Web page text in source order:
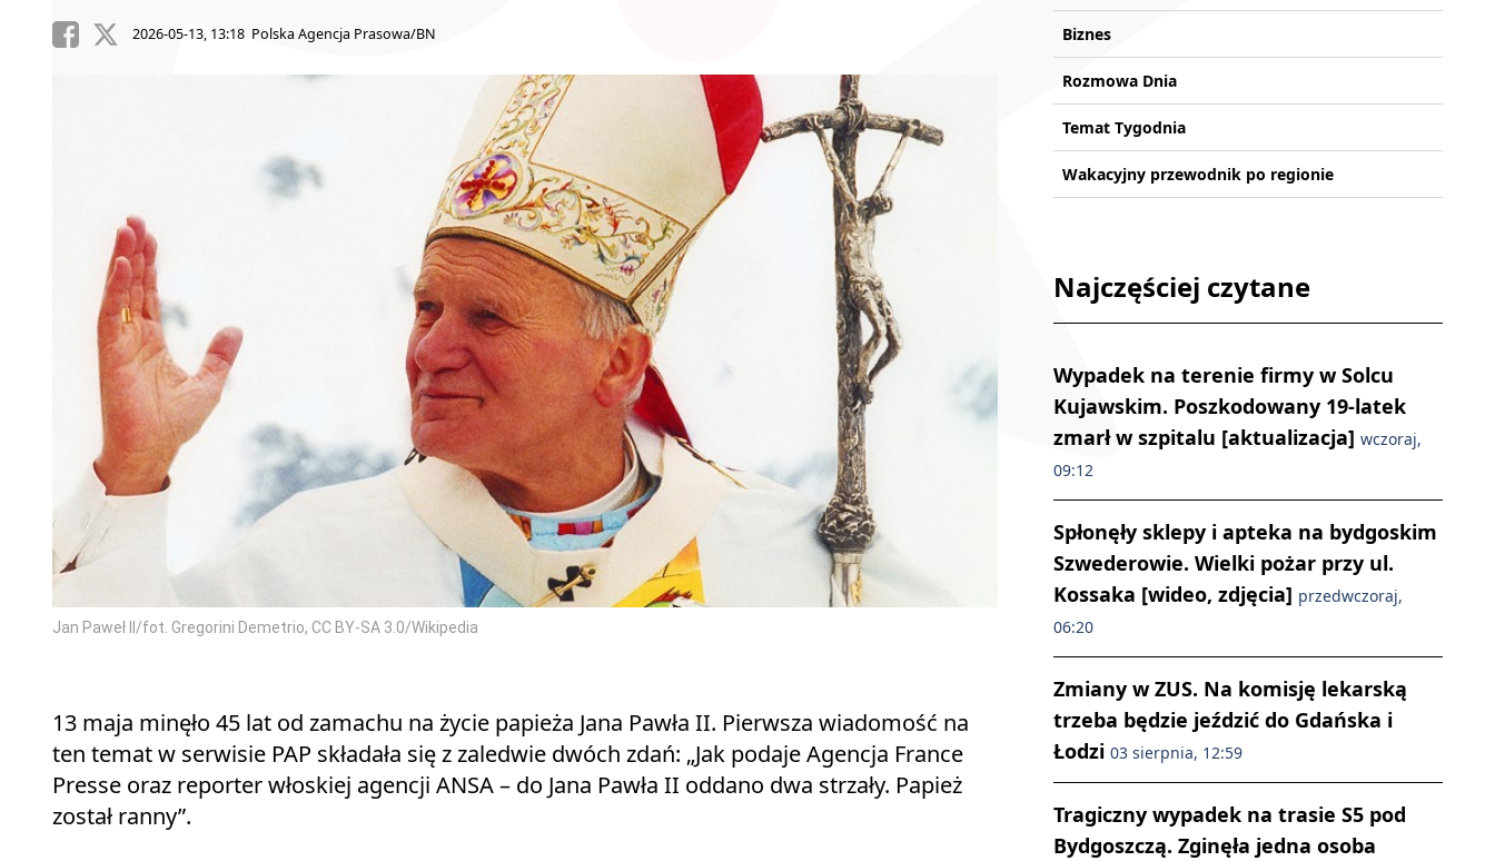
2026-05-13, 13:18 Polska Agencja Prasowa/BN
Jan Paweł II/fot. Gregorini Demetrio, CC BY-SA 3.0/Wikipedia
13 maja minęło 45 lat od zamachu na życie papieża Jana Pawła II. Pierwsza wiadomość na
ten temat w serwisie PAP składała się z zaledwie dwóch zdań: „Jak podaje Agencja France
Presse oraz reporter włoskiej agencji ANSA – do Jana Pawła II oddano dwa strzały. Papież
został ranny”.
Biznes
Rozmowa Dnia
Temat Tygodnia
Wakacyjny przewodnik po regionie
Najczęściej czytane
Wypadek na terenie firmy w Solcu
Kujawskim. Poszkodowany 19-latek
zmarł w szpitalu [aktualizacja] wczoraj,
09:12
Spłonęły sklepy i apteka na bydgoskim
Szwederowie. Wielki pożar przy ul.
Kossaka [wideo, zdjęcia] przedwczoraj,
06:20
Zmiany w ZUS. Na komisję lekarską
trzeba będzie jeździć do Gdańska i
Łodzi 03 sierpnia, 12:59
Tragiczny wypadek na trasie S5 pod
Bydgoszczą. Zginęła jedna osoba